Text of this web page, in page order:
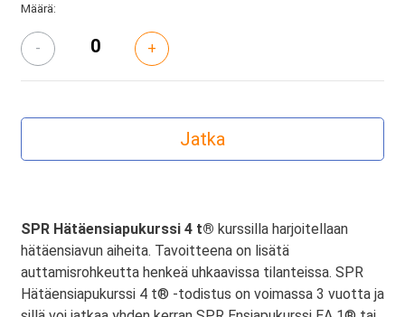
Määrä:
- +
SPR Hätäensiapukurssi 4 t® kurssilla harjoitellaan
hätäensiavun aiheita. Tavoitteena on lisätä
auttamisrohkeutta henkeä uhkaavissa tilanteissa. SPR
Hätäensiapukurssi 4 t® -todistus on voimassa 3 vuotta ja